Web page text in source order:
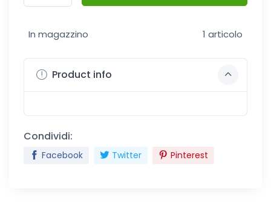
In magazzino 1 articolo
Product info
Condividi:
Facebook Twitter Pinterest